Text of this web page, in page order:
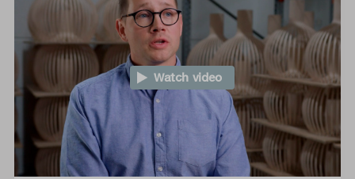
Watch video